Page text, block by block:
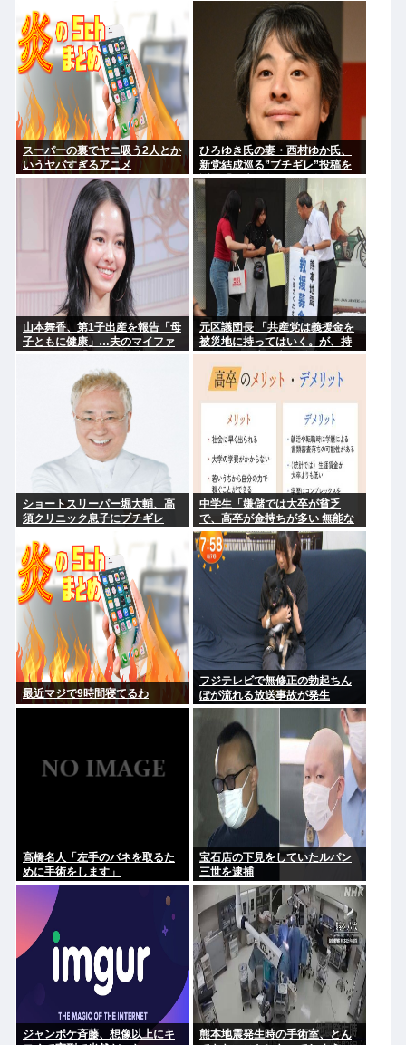
スーパーの裏でヤニ吸う2人とか
いうヤバすぎるアニメ
ひろゆき氏の妻・西村ゆか氏、
新党結成巡る”ブチギレ”投稿を
謝罪「配慮に欠けた行動でし
た」 夫婦で投稿
山本舞香、第1子出産を報告「母
子ともに健康」…夫のマイファ
森昌子さんの孫
元区議団長 「共産党は義援金を
被災地に持ってはいく。が、持
って行った先で党の活動のため
に使う」
ショートスリーパー堀大輔、高
須クリニック息子にブチギレ
中学生「嫌儲では大卒が貧乏
で、高卒が金持ちが多い 無能な
大卒の集まりw」エックスで一万
いいね
最近マジで9時間寝てるわ
フジテレビで無修正の勃起ちん
ぽが流れる放送事故が発生
高橋名人「左手のバネを取るた
めに手術をします」
宝石店の下見をしていたルパン
三世を逮捕
ジャンポケ斉藤、想像以上にキ
熊本地震発生時の手術室、とん